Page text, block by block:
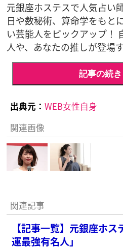
元銀座ホステスで人気占い
日や数秘術、算命学をもと
い芸能人をピックアップ！
人や、あなたの推しが登場
記事の続
出典元： WEB女性自身
関連画像
関連記事
【記事一覧】元銀座ホ
運最強有名人」